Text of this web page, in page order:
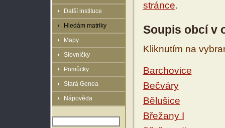
Další instituce
Hledám matriky
Mapy
Slovníčky
Pomůcky
Stará Genea
Nápověda
stránce.
Soupis obcí v
Kliknutím na
Barchovice
Bečváry
Bělušice
Břežany I